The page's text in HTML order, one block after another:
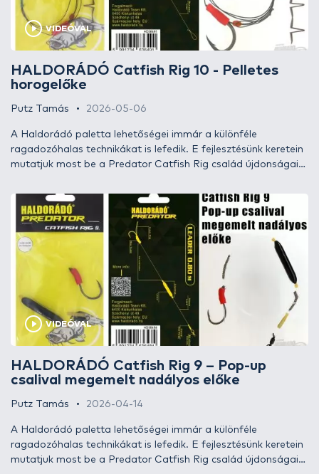
VIDEÓVAL
HALDORÁDÓ Catfish Rig 10 - Pelletes
horogelőke
Putz Tamás 2026-05-06
A Haldorádó paletta lehetőségei immár a különféle
ragadozóhalas technikákat is lefedik. E fejlesztésünk keretein
mutatjuk most be a Predator Catfish Rig család újdonságait,
bevált komponensekből készülnek, amelyeket mi is
eredményesen használunk, illetve ami a legfontosabb, jó
szívvel ajánlunk! Íme, a Catfish Rig 10 – Pelletes horogelőke!
VIDEÓVAL
HALDORÁDÓ Catfish Rig 9 – Pop-up
csalival megemelt nadályos előke
Putz Tamás 2026-04-14
A Haldorádó paletta lehetőségei immár a különféle
ragadozóhalas technikákat is lefedik. E fejlesztésünk keretein
mutatjuk most be a Predator Catfish Rig család újdonságait,